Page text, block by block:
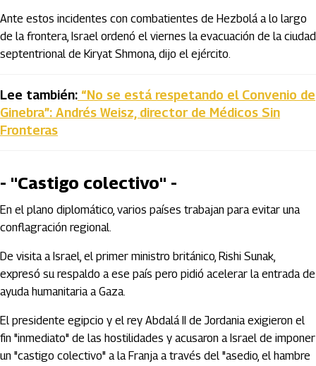
Ante estos incidentes con combatientes de Hezbolá a lo largo
de la frontera, Israel ordenó el viernes la evacuación de la ciudad
septentrional de Kiryat Shmona, dijo el ejército.
Lee también: “No se está respetando el Convenio de
Ginebra”: Andrés Weisz, director de Médicos Sin
Fronteras
- "Castigo colectivo" -
En el plano diplomático, varios países trabajan para evitar una
conflagración regional.
De visita a Israel, el primer ministro británico, Rishi Sunak,
expresó su respaldo a ese país pero pidió acelerar la entrada de
ayuda humanitaria a Gaza.
El presidente egipcio y el rey Abdalá II de Jordania exigieron el
fin "inmediato" de las hostilidades y acusaron a Israel de imponer
un "castigo colectivo" a la Franja a través del "asedio, el hambre